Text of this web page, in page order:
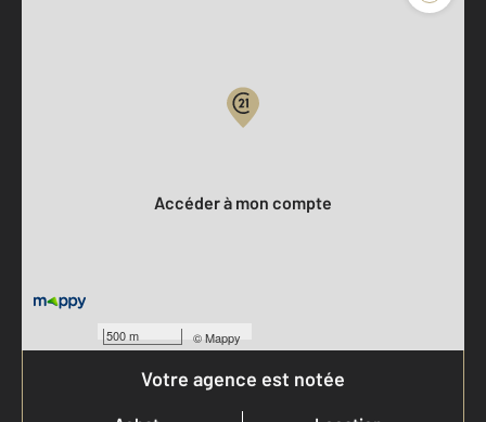
500 m ©Mappy
Accéder à mon compte
Votre agence est notée